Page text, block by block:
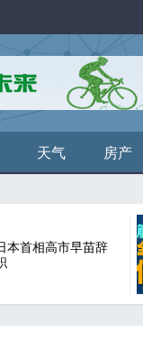
天气 房产
本首相高市早苗辞